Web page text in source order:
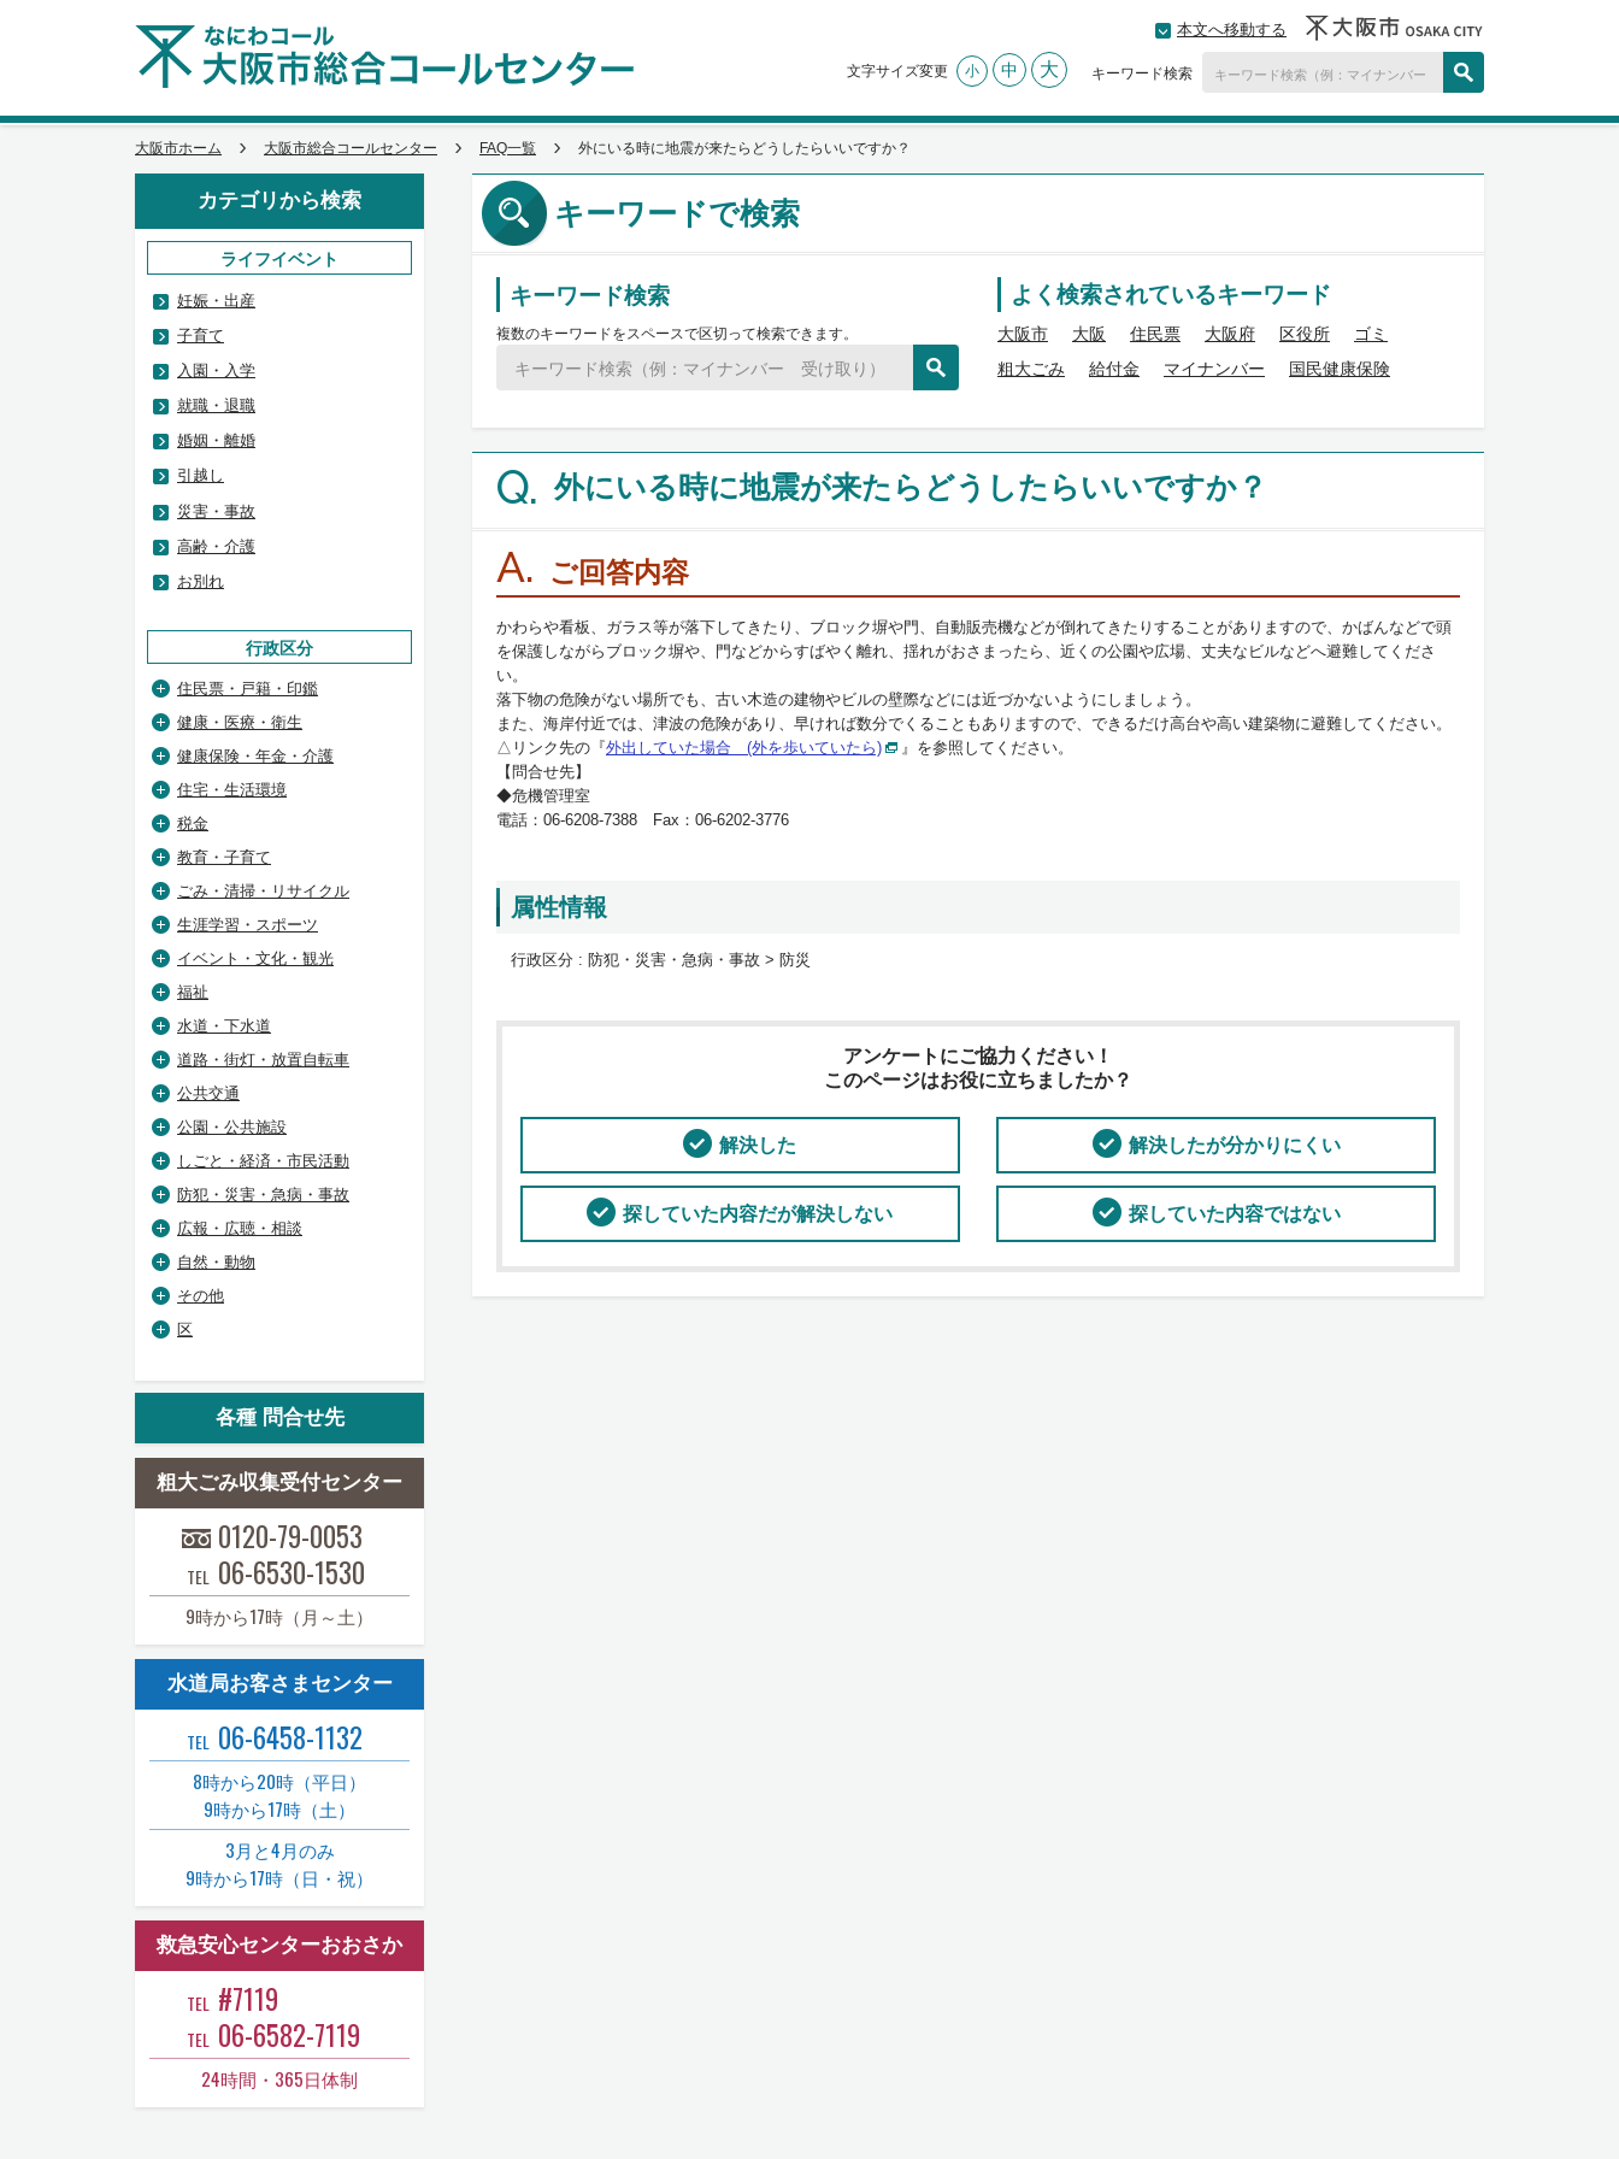
本文へ移動する
文字サイズ変更 小 中 大 キーワード検索
大阪市ホーム 大阪市総合コールセンター FAQ一覧 外にいる時に地震が来たらどうしたらいいですか？
キーワードで検索
キーワード検索
複数のキーワードをスペースで区切って検索できます。
よく検索されているキーワード
大阪市 大阪 住民票 大阪府 区役所
ゴミ
粗大ごみ
給付金 マイナンバー 国民健康保険
Q. 外にいる時に地震が来たらどうしたらいいですか？
A. ご回答内容
かわらや看板、ガラス等が落下してきたり、ブロック塀や門、自動販売機などが倒れてきたりすることがありますので、かばんなどで頭
を保護しながらブロック塀や、門などからすばやく離れ、揺れがおさまったら、近くの公園や広場、丈夫なビルなどへ避難してくださ
い。
落下物の危険がない場所でも、古い木造の建物やビルの壁際などには近づかないようにしましょう。
また、海岸付近では、津波の危険があり、早ければ数分でくることもありますので、できるだけ高台や高い建築物に避難してください。
△リンク先の『外出していた場合 (外を歩いていたら)
』を参照してください。
【問合せ先】
◆危機管理室
電話：06-6208-7388 Fax：06-6202-3776
属性情報
行政区分 : 防犯・災害・急病・事故 > 防災
アンケートにご協力ください！
このページはお役に立ちましたか？
解決した 解決したが分かりにくい
探していた内容だが解決しない 探していた内容ではない
カテゴリから検索
ライフイベント
妊娠・出産
子育て
入園・入学
就職・退職
婚姻・離婚
引越し
災害・事故
高齢・介護
お別れ
行政区分
住民票・戸籍・印鑑
健康・医療・衛生
健康保険・年金・介護
住宅・生活環境
税金
教育・子育て
ごみ・清掃・リサイクル
生涯学習・スポーツ
イベント・文化・観光
福祉
水道・下水道
道路・街灯・放置自転車
公共交通
公園・公共施設
しごと・経済・市民活動
防犯・災害・急病・事故
広報・広聴・相談
自然・動物
その他
区
各種 問合せ先
粗大ごみ収集受付センター
0120-79-0053
TEL 06-6530-1530
9時から17時（月～土）
水道局お客さまセンター
TEL 06-6458-1132
8時から20時（平日）
9時から17時（土）
3月と4月のみ
9時から17時（日・祝）
救急安心センターおおさか
TEL #7119
TEL 06-6582-7119
24時間・365日体制